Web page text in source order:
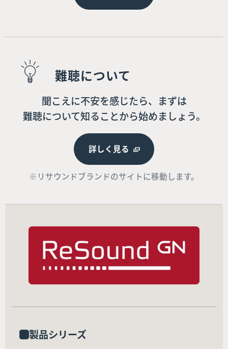
難聴について
聞こえに不安を感じたら、まずは
難聴について知ることから始めましょう。
詳しく見る
※リサウンドブランドのサイトに移動します。
製品シリーズ